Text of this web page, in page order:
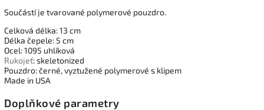
Součástí je tvarované polymerové pouzdro.
Celková délka: 13 cm
Délka čepele: 5 cm
Ocel: 1095 uhlíková
Rukojeť: skeletonized
Pouzdro: černé, vyztužené polymerové s klipem
Made in USA
Doplňkové parametry